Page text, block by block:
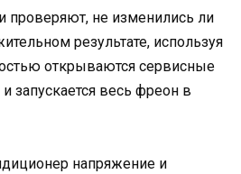
не изменились ли
результате, используя
открываются сервисные
запускается весь фреон в
напряжение и